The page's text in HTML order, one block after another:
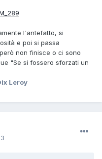
l'antefatto, si
e poi si passa
non finisce o ci sono
"Se si fossero sforzati un
Leroy